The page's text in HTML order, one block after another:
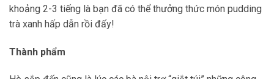
khoảng 2-3 tiếng là bạn đã có thể thưởng thức món pudding
trà xanh hấp dẫn rồi đấy!
Thành phẩm